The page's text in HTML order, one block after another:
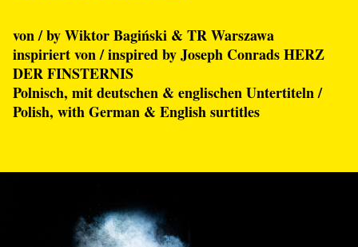
von / by Wiktor Bagiński & TR Warszawa
inspiriert von / inspired by Joseph Conrads HERZ
DER FINSTERNIS
Polnisch, mit deutschen & englischen Untertiteln /
Polish, with German & English surtitles